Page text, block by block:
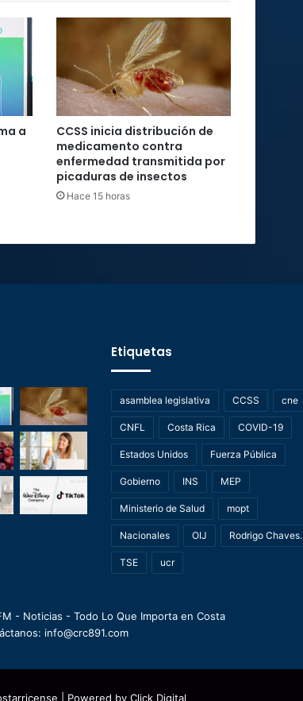
a
CCSS inicia distribución de
medicamento contra
enfermedad transmitida por
picaduras de insectos
Hace 15 horas
Etiquetas
asamblea legislativa CCSS cne
CNFL Costa Rica COVID-19
Estados Unidos Fuerza Pública
Gobierno INS MEP
Ministerio de Salud mopt
Nacionales OIJ Rodrigo Chaves.
TSE ucr
- Noticias - Todo Lo Que Importa en Costa
info@crc891.com
| Powered by Click Digital